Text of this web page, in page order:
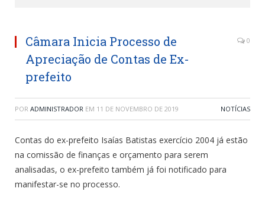
Câmara Inicia Processo de
Apreciação de Contas de Ex-
prefeito
0
POR ADMINISTRADOR EM 11 DE NOVEMBRO DE 2019 NOTÍCIAS
Contas do ex-prefeito Isaías Batistas exercício 2004 já estão
na comissão de finanças e orçamento para serem
analisadas, o ex-prefeito também já foi notificado para
manifestar-se no processo.